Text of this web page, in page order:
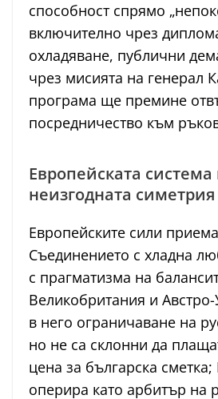
способност спрямо
включително чрез
охладяване, публични
чрез мисията на генерал
програма ще премине
посредничество към
Европейската система
неизгодната симетрия
Европейските сили
Съединението с хладна
с прагматизма на
Великобритания и
в него ограничаване на
но не са склонни да
цена за българска
оперира като арбитър на